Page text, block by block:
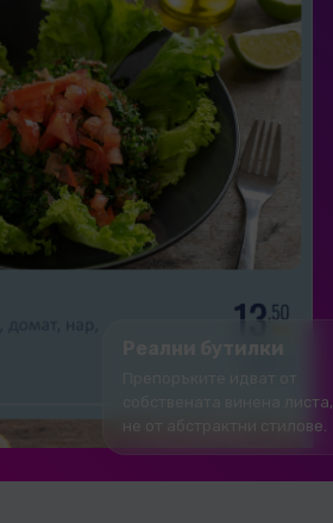
Реални бутилки
Препоръките идват от
собствената винена листа,
не от абстрактни стилове.